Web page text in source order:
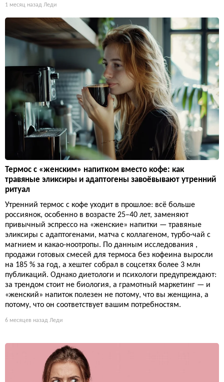
1 месяц назад Леди
Термос с «женским» напитком вместо кофе: как
травяные эликсиры и адаптогены завоёвывают утренний
ритуал
Утренний термос с кофе уходит в прошлое: всё больше
россиянок, особенно в возрасте 25–40 лет, заменяют
привычный эспрессо на «женские» напитки — травяные
эликсиры с адаптогенами, матча с коллагеном, турбо-чай с
магнием и какао-ноотропы. По данным исследования ,
продажи готовых смесей для термоса без кофеина выросли
на 185 % за год, а хештег собрал в соцсетях более 3 млн
публикаций. Однако диетологи и психологи предупреждают:
за трендом стоит не биология, а грамотный маркетинг — и
«женский» напиток полезен не потому, что вы женщина, а
потому, что он соответствует вашим потребностям.
6 месяцев назад Леди